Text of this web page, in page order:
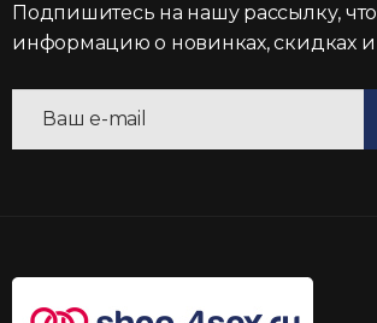
Подпишитесь на нашу рассылку,
информацию о новинках, скидках и